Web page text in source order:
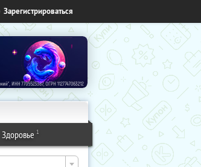
Зарегистрироваться
Здоровье 1